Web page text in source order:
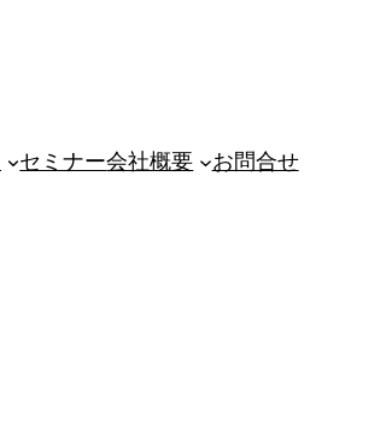
セミナー会社概要 お問合せ